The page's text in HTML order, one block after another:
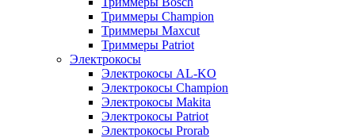
Триммеры Champion
Триммеры Maxcut
Триммеры Patriot
Электрокосы
Электрокосы AL-KO
Электрокосы Champion
Электрокосы Makita
Электрокосы Patriot
Электрокосы Prorab